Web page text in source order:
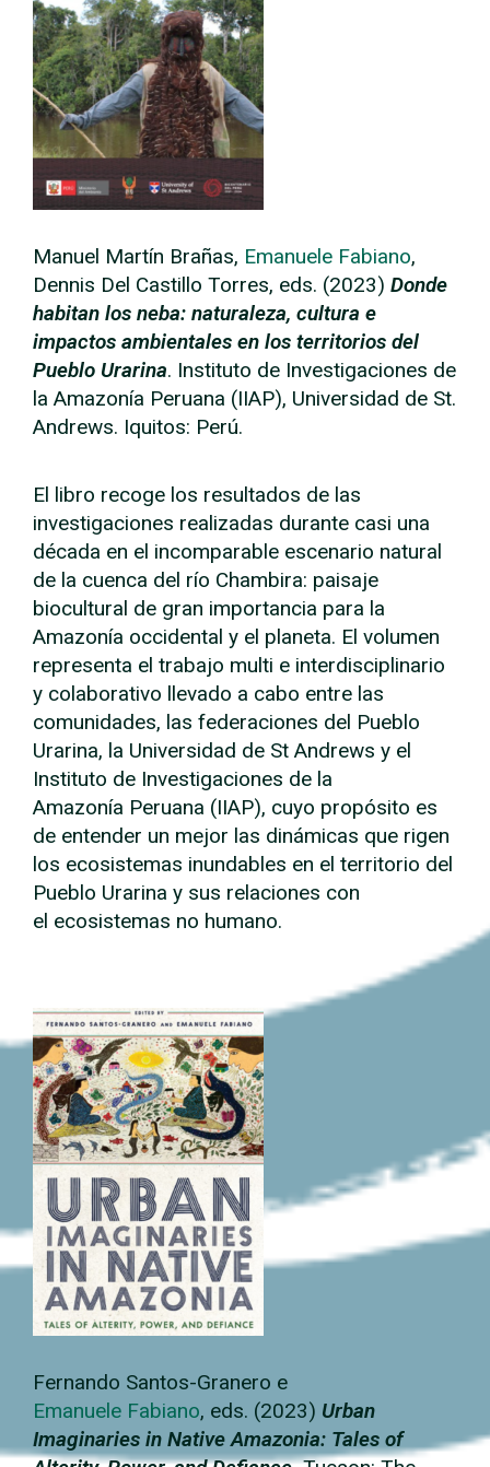
Manuel Martín Brañas, Emanuele Fabiano,
Dennis Del Castillo Torres, eds. (2023) Donde
habitan los neba: naturaleza, cultura e
impactos ambientales en los territorios del
Pueblo Urarina. Instituto de Investigaciones de
la Amazonía Peruana (IIAP), Universidad de St.
Andrews. Iquitos: Perú.
El libro recoge los resultados de las
investigaciones realizadas durante casi una
década en el incomparable escenario natural
de la cuenca del río Chambira: paisaje
biocultural de gran importancia para la
Amazonía occidental y el planeta. El volumen
representa el trabajo multi e interdisciplinario
y colaborativo llevado a cabo entre las
comunidades, las federaciones del Pueblo
Urarina, la Universidad de St Andrews y el
Instituto de Investigaciones de la
Amazonía Peruana (IIAP), cuyo propósito es
de entender un mejor las dinámicas que rigen
los ecosistemas inundables en el territorio del
Pueblo Urarina y sus relaciones con
el ecosistemas no humano.
Fernando Santos-Granero e
Emanuele Fabiano, eds. (2023) Urban
Imaginaries in Native Amazonia: Tales of